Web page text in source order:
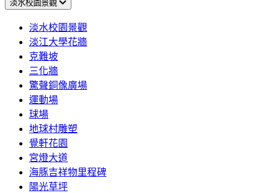
淡水校園景觀
淡水校園景觀
淡江大學花牆
克難坡
三化牆
驚聲銅像廣場
運動場
球場
地球村雕塑
覺軒花園
宮燈大道
海豚吉祥物里程碑
陽光草坪